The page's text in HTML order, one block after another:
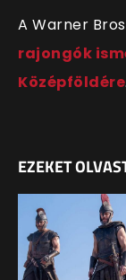
A Warner
rajongók
Középföldére.
EZEKET